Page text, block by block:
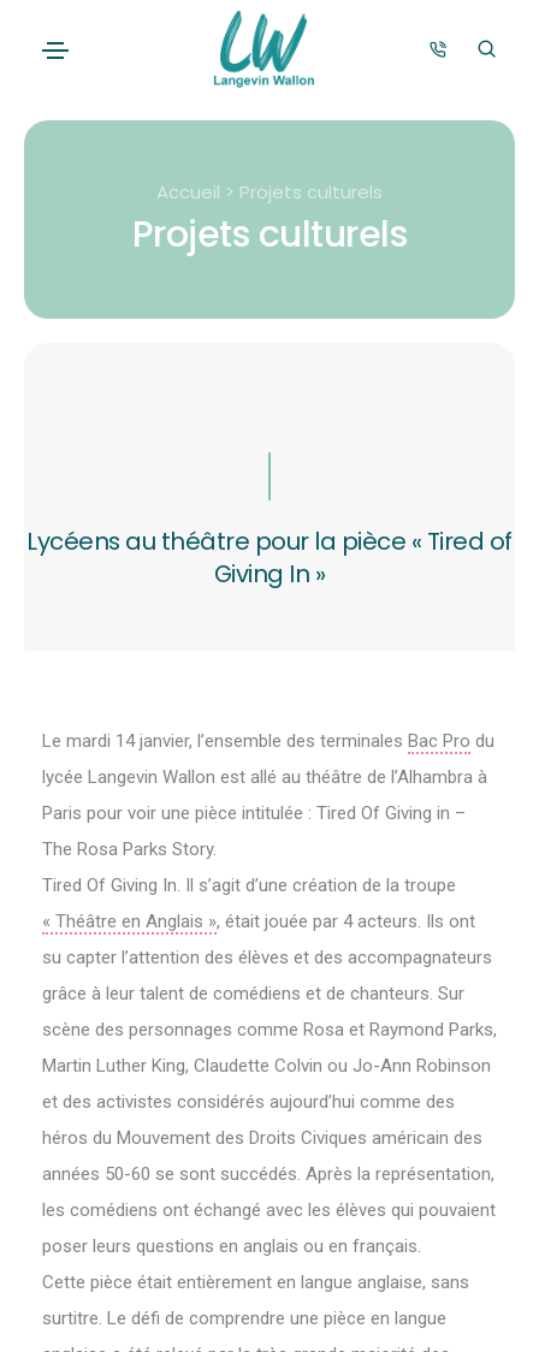
Accueil > Projets culturels
Projets culturels
Lycéens au théâtre pour la pièce « Tired of
Giving In »
Le mardi 14 janvier, l’ensemble des terminales Bac Pro du
lycée Langevin Wallon est allé au théâtre de l’Alhambra à
Paris pour voir une pièce intitulée : Tired Of Giving in –
The Rosa Parks Story.
Tired Of Giving In. Il s’agit d’une création de la troupe
« Théâtre en Anglais », était jouée par 4 acteurs. Ils ont
su capter l’attention des élèves et des accompagnateurs
grâce à leur talent de comédiens et de chanteurs. Sur
scène des personnages comme Rosa et Raymond Parks,
Martin Luther King, Claudette Colvin ou Jo-Ann Robinson
et des activistes considérés aujourd’hui comme des
héros du Mouvement des Droits Civiques américain des
années 50-60 se sont succédés. Après la représentation,
les comédiens ont échangé avec les élèves qui pouvaient
poser leurs questions en anglais ou en français.
Cette pièce était entièrement en langue anglaise, sans
surtitre. Le défi de comprendre une pièce en langue